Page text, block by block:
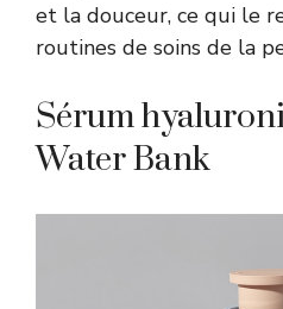
et la douceur, ce qui le
routines de soins de la
Sérum
Water Bank